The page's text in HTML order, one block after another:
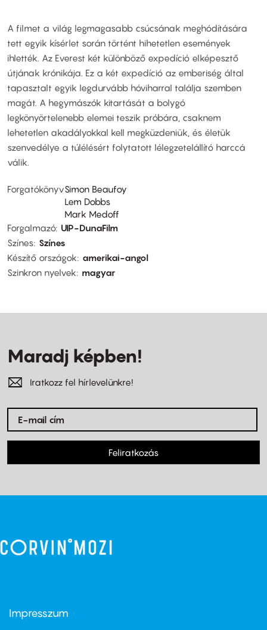
A filmet a világ legmagasabb csúcsának meghódítására
tett egyik kísérlet során történt hihetetlen események
ihlették. Az Everest két különböző expedíció elképesztő
útjának krónikája. Ez a két expedíció az emberiség által
tapasztalt egyik legdurvább hóviharral találja szemben
magát. A hegymászók kitartását a bolygó
legkönyörtelenebb elemei teszik próbára, csaknem
lehetetlen akadályokkal kell megküzdeniük, és életük
szenvedélye a túlélésért folytatott lélegzetelállító harccá
válik.
ForgatókönyvSimon Beaufoy
Lem Dobbs
Mark Medoff
Forgalmazó UIP-DunaFilm
Színes Színes
Készítő országok
amerikai-angol
Szinkron nyelvek
magyar
Maradj képben!
Iratkozz fel hírlevelünkre!
Feliratkozás
Footer
Impresszum